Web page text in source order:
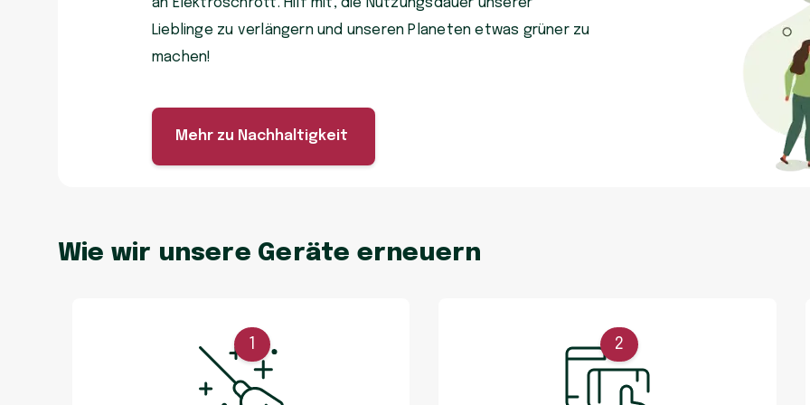
an Elektroschrott. Hilf mit, die Nutzungsdauer unserer
Lieblinge zu verlängern und unseren Planeten etwas grüner zu
machen!
Mehr zu Nachhaltigkeit
Wie wir unsere Geräte erneuern
1 2